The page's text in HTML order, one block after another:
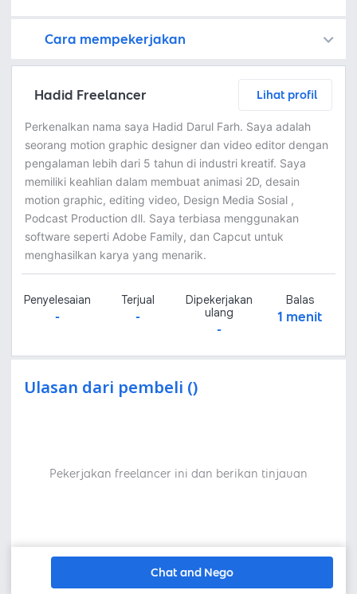
Cara mempekerjakan
Hadid Freelancer Lihat profil
Perkenalkan nama saya Hadid Darul Farh. Saya adalah
seorang motion graphic designer dan video editor dengan
pengalaman lebih dari 5 tahun di industri kreatif. Saya
memiliki keahlian dalam membuat animasi 2D, desain
motion graphic, editing video, Design Media Sosial ,
Podcast Production dll. Saya terbiasa menggunakan
software seperti Adobe Family, dan Capcut untuk
menghasilkan karya yang menarik.
Penyelesaian
-
Terjual
-
Dipekerjakan
ulang
-
Balas
1 menit
Ulasan dari pembeli ()
Pekerjakan freelancer ini dan berikan tinjauan
Chat and Nego